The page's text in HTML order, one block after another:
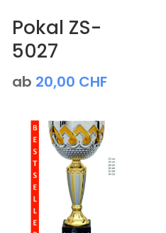
Pokal ZS-
5027
ab 20,00 CHF